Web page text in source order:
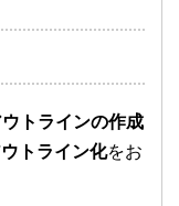
トラインの作成
トライン化をお